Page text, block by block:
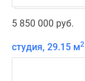
5 850 000 руб.
студия, 29.15 м2